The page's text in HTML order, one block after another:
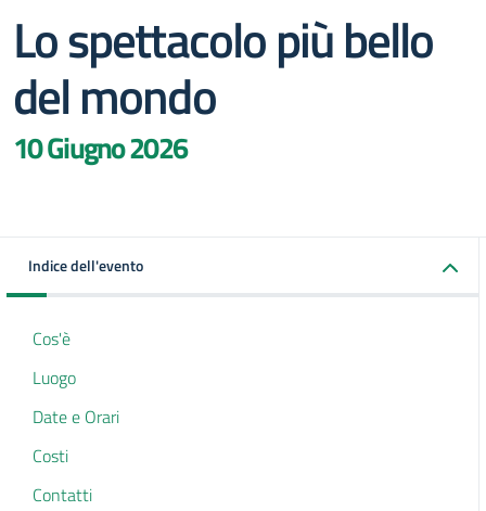
Lo spettacolo più bello
del mondo
10 Giugno 2026
Indice dell'evento
Cos'è
Luogo
Date e Orari
Costi
Contatti